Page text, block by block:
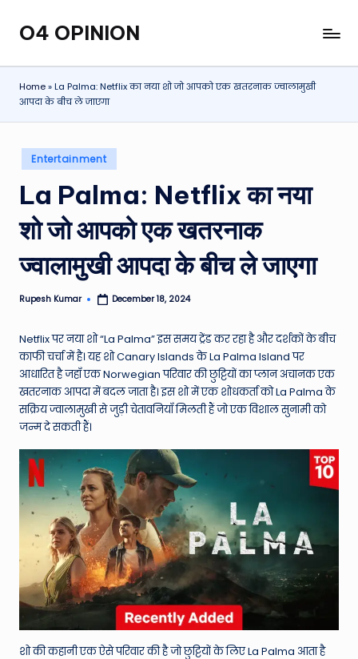
Skip
content
O4 OPINION
Home»La Palma: Netflix का नया शो जो आपको एक खतरनाक ज्वालामुखी
आपदा के बीच ले जाएगा
Posted
in
Entertainment
La Palma: Netflix का नया
शो जो आपको एक खतरनाक
ज्वालामुखी आपदा के बीच ले जाएगा
Posted
Rupesh Kumar December 18, 2024
Netflix पर नया शो “La Palma” इस समय ट्रेंड कर रहा है और दर्शकों के बीच
काफी चर्चा में है। यह शो Canary Islands के La Palma Island पर
आधारित है जहाँ एक Norwegian परिवार की छुट्टियों का प्लान अचानक एक
खतरनाक आपदा में बदल जाता है। इस शो में एक शोधकर्ता को La Palma के
सक्रिय ज्वालामुखी से जुड़ी चेतावनियाँ मिलती हैं जो एक विशाल सुनामी को
जन्म दे सकती हैं।
शो की कहानी एक ऐसे परिवार की है जो छुट्टियों के लिए La Palma आता है